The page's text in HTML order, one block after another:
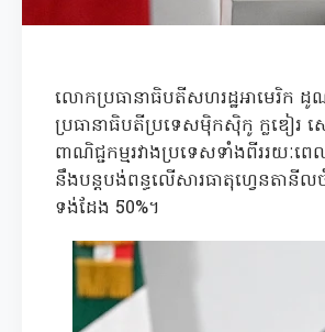
លោកប្រធានាធិបតីសហរដ្ឋអាមេរិក
ប្រធានាធិបតីប្រទេសម៉ិកស៊ិកូ ក្លឌៀរ
ពាណិជ្ជកម្មរវាងប្រទេសទាំងពីររយៈ
នឹងបន្តបង់ពន្ធលើសារធាតុហ្វេនតា
ទង់ដែង 50%។